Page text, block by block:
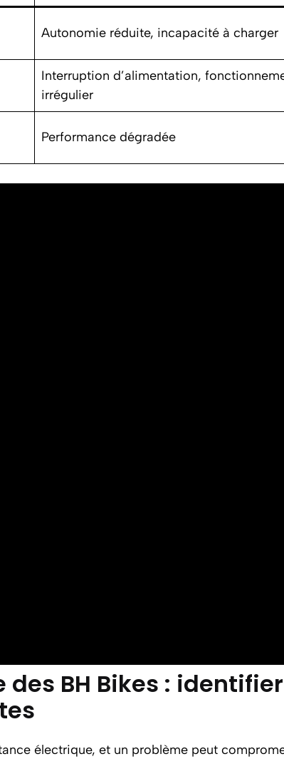
Autonomie réduite, incapacité à charger
Interruption d’alimentation,
irrégulier
Performance dégradée
BH Bikes :
électrique, et un problème peut